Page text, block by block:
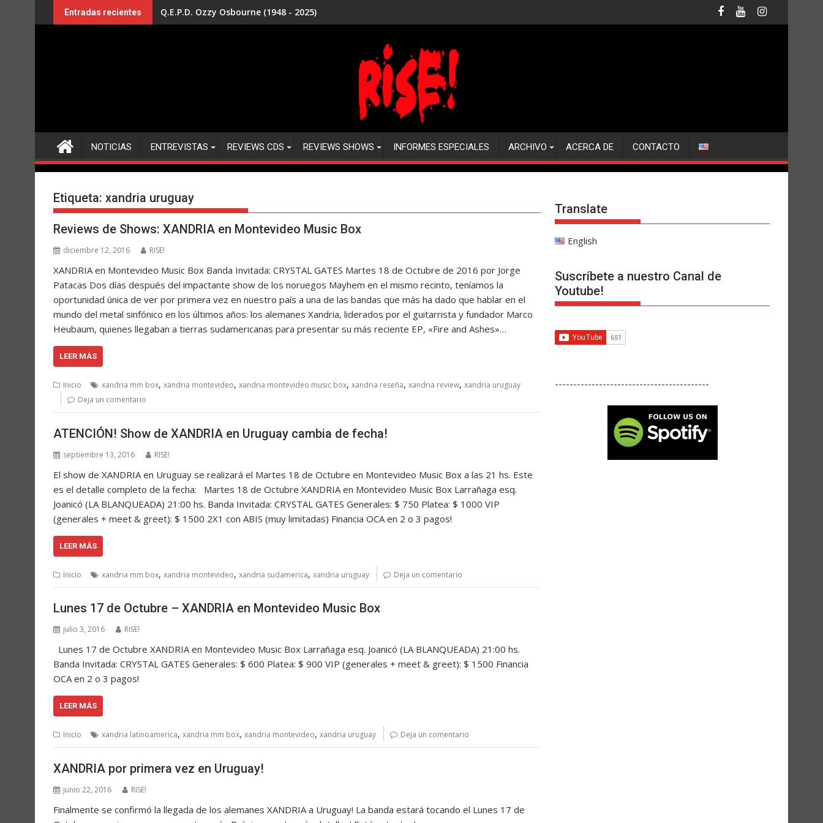
al
Entradas recientes Q.E.P.D. Ozzy Osbourne (1948 - 2025)
NOTICIAS ENTREVISTAS REVIEWS CDS REVIEWS SHOWS INFORMES ESPECIALES ARCHIVO ACERCA DE CONTACTO
Etiqueta: xandria uruguay
Reviews de Shows: XANDRIA en Montevideo Music Box
diciembre 12, 2016 RISE!
XANDRIA en Montevideo Music Box Banda Invitada: CRYSTAL GATES Martes 18 de Octubre de 2016 por Jorge
Patacas Dos días después del impactante show de los noruegos Mayhem en el mismo recinto, teníamos la
oportunidad única de ver por primera vez en nuestro país a una de las bandas que más ha dado que hablar en el
mundo del metal sinfónico en los últimos años: los alemanes Xandria, liderados por el guitarrista y fundador Marco
Heubaum, quienes llegaban a tierras sudamericanas para presentar su más reciente EP, «Fire and Ashes»…
LEER MÁS
Inicio xandria mm box, xandria montevideo, xandria montevideo music box, xandria reseña, xandria review, xandria uruguay
Deja un comentario
ATENCIÓN! Show de XANDRIA en Uruguay cambia de fecha!
septiembre 13, 2016 RISE!
El show de XANDRIA en Uruguay se realizará el Martes 18 de Octubre en Montevideo Music Box a las 21 hs. Este
es el detalle completo de la fecha: Martes 18 de Octubre XANDRIA en Montevideo Music Box Larrañaga esq.
Joanicó (LA BLANQUEADA) 21:00 hs. Banda Invitada: CRYSTAL GATES Generales: $ 750 Platea: $ 1000 VIP
(generales + meet & greet): $ 1500 2X1 con ABIS (muy limitadas) Financia OCA en 2 o 3 pagos!
LEER MÁS
Inicio xandria mm box, xandria montevideo, xandria sudamerica, xandria uruguay Deja un comentario
Lunes 17 de Octubre – XANDRIA en Montevideo Music Box
julio 3, 2016 RISE!
Lunes 17 de Octubre XANDRIA en Montevideo Music Box Larrañaga esq. Joanicó (LA BLANQUEADA) 21:00 hs.
Banda Invitada: CRYSTAL GATES Generales: $ 600 Platea: $ 900 VIP (generales + meet & greet): $ 1500 Financia
OCA en 2 o 3 pagos!
LEER MÁS
Inicio xandria latinoamerica, xandria mm box, xandria montevideo, xandria uruguay Deja un comentario
XANDRIA por primera vez en Uruguay!
junio 22, 2016 RISE!
Finalmente se confirmó la llegada de los alemanes XANDRIA a Uruguay! La banda estará tocando el Lunes 17 de
Translate
English
Suscríbete a nuestro Canal de
Youtube!
------------------------------------------